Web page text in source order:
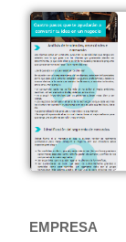
EMPRESA